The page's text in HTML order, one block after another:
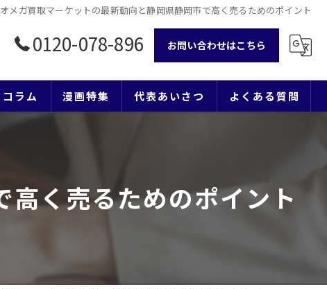
オメガ買取マーケットの最新動向と静岡県静岡市で高く売るためのポイント
0120-078-896 お問い合わせはこちら
コラム 漫画特集 代表あいさつ よくある質問
く売るためのポイント